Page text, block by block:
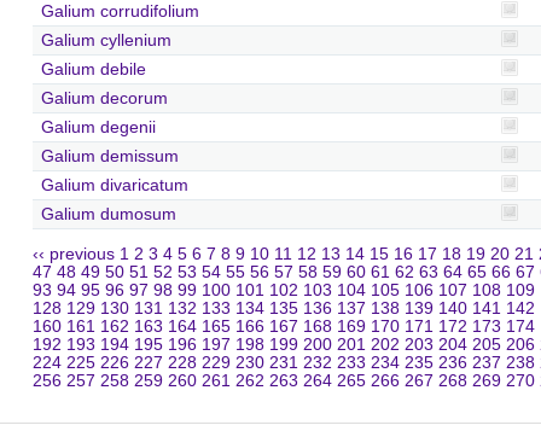
Galium corrudifolium
Galium cyllenium
Galium debile
Galium decorum
Galium degenii
Galium demissum
Galium divaricatum
Galium dumosum
‹‹ previous 1 2 3 4 5 6 7 8 9 10 11 12 13 14 15 16 17 18 19 20 21
47 48 49 50 51 52 53 54 55 56 57 58 59 60 61 62 63 64 65 66 67
93 94 95 96 97 98 99 100 101 102 103 104 105 106 107 108 109
128 129 130 131 132 133 134 135 136 137 138 139 140 141 142
160 161 162 163 164 165 166 167 168 169 170 171 172 173 174
192 193 194 195 196 197 198 199 200 201 202 203 204 205 206
224 225 226 227 228 229 230 231 232 233 234 235 236 237 238
256 257 258 259 260 261 262 263 264 265 266 267 268 269 270